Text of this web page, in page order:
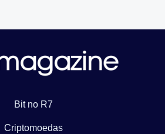
Bit no R7
Criptomoedas